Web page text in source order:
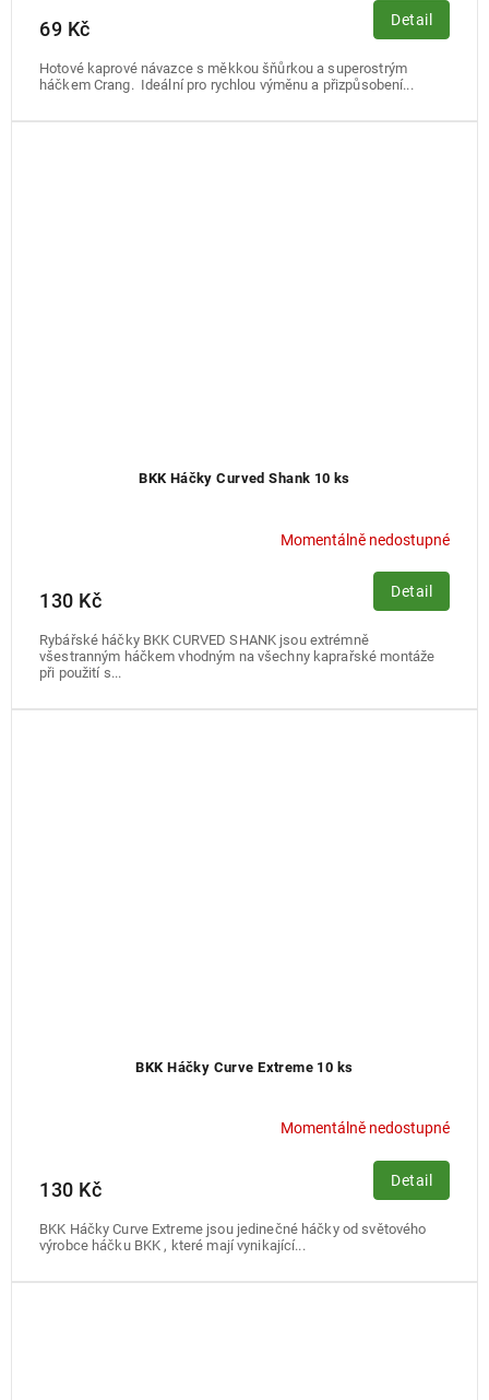
69 Kč Detail
Hotové kaprové návazce s měkkou šňůrkou a superostrým
háčkem Crang. Ideální pro rychlou výměnu a přizpůsobení...
BKK Háčky Curved Shank 10 ks
Momentálně nedostupné
130 Kč Detail
Rybářské háčky BKK CURVED SHANK jsou extrémně
všestranným háčkem vhodným na všechny kaprařské montáže
při použití s...
BKK Háčky Curve Extreme 10 ks
Momentálně nedostupné
130 Kč Detail
BKK Háčky Curve Extreme jsou jedinečné háčky od světového
výrobce háčku BKK , které mají vynikající...